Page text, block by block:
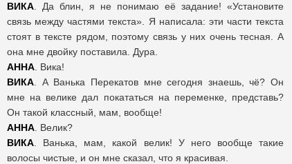
ВИКА . Да блин, я не понимаю её задание! «Установите
связь между частями текста». Я написала: эти части текста
стоят в тексте рядом, поэтому связь у них очень тесная. А
она мне двойку поставила. Дура.
АННА . Вика!
ВИКА . А Ванька Перекатов мне сегодня знаешь, чё? Он
мне на велике дал покататься на переменке, представь?
Он такой классный, мам, вообще!
АННА . Велик?
ВИКА . Ванька, мам, какой велик! У него вообще такие
волосы чистые, и он мне сказал, что я красивая.